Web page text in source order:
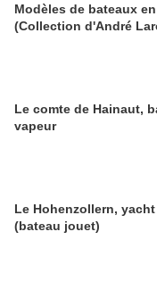
Modèles de bateaux
(Collection d'André
Le comte de Hainaut,
vapeur
Le Hohenzollern,
(bateau jouet)